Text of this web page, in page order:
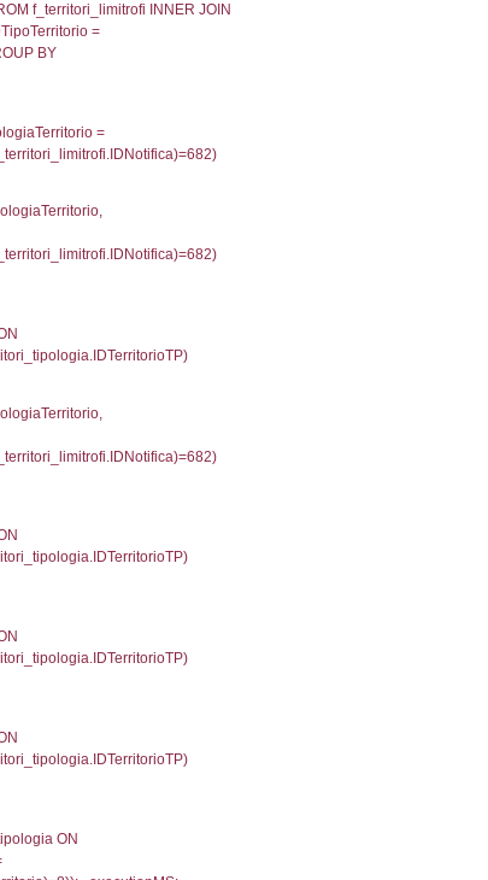
as ProvinciaST, el_regioni.Regione
FROM (((((a1_stabilimento LEFT
= el_province.IstProvincia) LEFT JOIN
=
AS el_regioni_1 ON
JOIN a2_personale a2p ON
JOIN a2_personale a2p ON
d1_controlli.UffCompetente,
FROM cod_ipa_aoo INNER
'%d/%m/%Y') as
as DataUltimoPIR FROM d3_ispezioni
INNER JOIN el_nazioni ON
FROM f_confini INNER